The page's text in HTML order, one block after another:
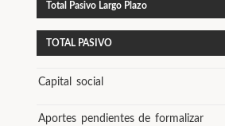
Total Pasivo Largo Plazo
TOTAL PASIVO
Capital social
Aportes pendientes de formalizar